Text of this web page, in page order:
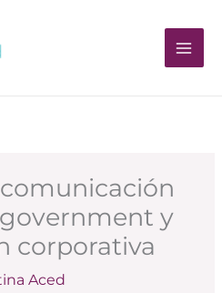
y
corporativa
Aced